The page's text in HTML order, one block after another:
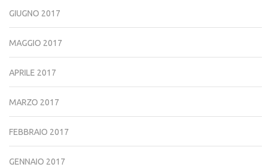
GIUGNO 2017
MAGGIO 2017
APRILE 2017
MARZO 2017
FEBBRAIO 2017
GENNAIO 2017